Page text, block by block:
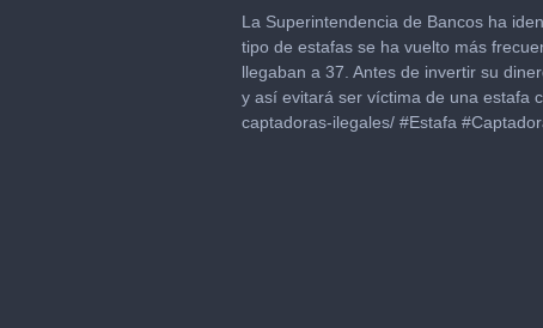
seconds
of
2
minutes,
17
seconds
Volume
90%
La Superintendencia de Bancos ha
tipo de estafas se ha vuelto más
llegaban a 37. Antes de invertir su
y así evitará ser víctima de una estafa
captadoras-ilegales/ #Estafa